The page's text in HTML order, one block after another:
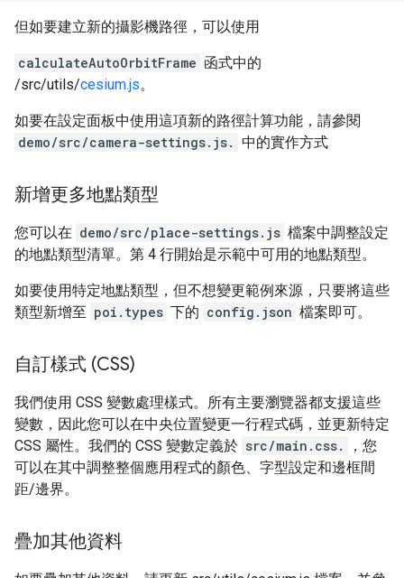
但如要建立新的攝影機路徑，可以使用
calculateAutoOrbitFrame 函式中的
/src/utils/cesium.js。
如要在設定面板中使用這項新的路徑計算功能，請參閱
demo/src/camera-settings.js. 中的實作方式
新增更多地點類型
您可以在 demo/src/place-settings.js 檔案中調整設定
的地點類型清單。第 4 行開始是示範中可用的地點類型。
如要使用特定地點類型，但不想變更範例來源，只要將這些
類型新增至 poi.types 下的 config.json 檔案即可。
自訂樣式 (CSS)
我們使用 CSS 變數處理樣式。所有主要瀏覽器都支援這些
變數，因此您可以在中央位置變更一行程式碼，並更新特定
CSS 屬性。我們的 CSS 變數定義於 src/main.css.
，您
可以在其中調整整個應用程式的顏色、字型設定和邊框間
距/邊界。
疊加其他資料